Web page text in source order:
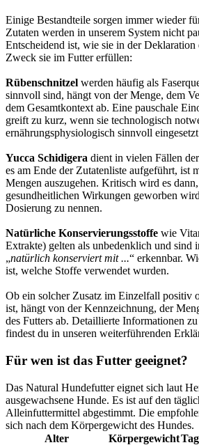
Einige Bestandteile sorgen immer wieder
Zutaten werden in unserem System nicht
Entscheidend ist, wie sie in der Deklaration
Zweck sie im Futter erfüllen:
Rübenschnitzel werden häufig als
sinnvoll sind, hängt von der Menge, dem
dem Gesamtkontext ab. Eine pauschale
greift zu kurz, wenn sie technologisch
ernährungsphysiologisch sinnvoll
Yucca Schidigera dient in vielen Fällen
es am Ende der Zutatenliste aufgeführt, ist
Mengen auszugehen. Kritisch wird es
gesundheitlichen Wirkungen geworben
Dosierung zu nennen.
Natürliche Konservierungsstoffe wie
Extrakte) gelten als unbedenklich und sind
„natürlich konserviert mit ...“ erkennbar.
ist, welche Stoffe verwendet wurden.
Ob ein solcher Zusatz im Einzelfall positiv
ist, hängt von der Kennzeichnung, der
des Futters ab. Detaillierte Informationen
findest du in unseren weiterführenden
Für wen ist das Futter geeignet?
Das Natural Hundefutter eignet sich laut
ausgewachsene Hunde. Es ist auf den
Alleinfuttermittel abgestimmt. Die
sich nach dem Körpergewicht des Hundes.
Alter
Körpergewicht